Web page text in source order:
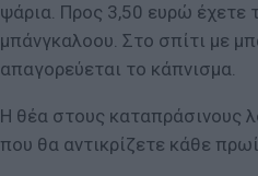
ψάρια. Προς 3,50 ευρώ έχετε
μπάνγκαλοου. Στο σπίτι με
απαγορεύεται το κάπνισμα.
Η θέα στους καταπράσινους
που θα αντικρίζετε κάθε